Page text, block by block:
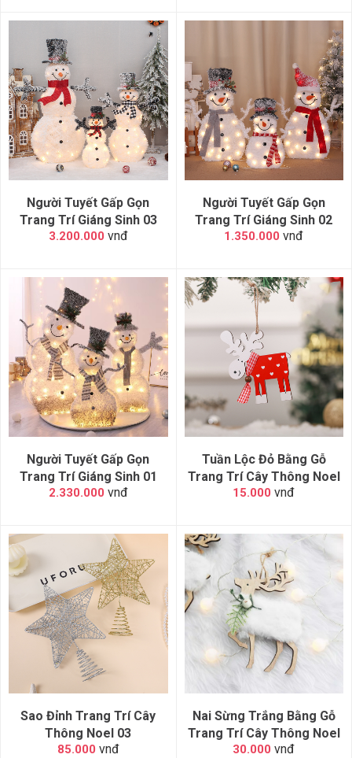
Người Tuyết Gấp Gọn
Trang Trí Giáng Sinh 03
3.200.000 vnđ
Người Tuyết Gấp Gọn
Trang Trí Giáng Sinh 02
1.350.000 vnđ
Người Tuyết Gấp Gọn
Trang Trí Giáng Sinh 01
2.330.000 vnđ
Tuần Lộc Đỏ Bằng Gỗ
Trang Trí Cây Thông Noel
15.000 vnđ
Sao Đỉnh Trang Trí Cây
Thông Noel 03
85.000 vnđ
Nai Sừng Trắng Bằng Gỗ
Trang Trí Cây Thông Noel
30.000 vnđ